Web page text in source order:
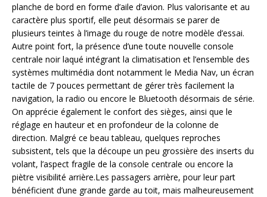
planche de bord en forme d’aile d’avion. Plus valorisante et au
caractère plus sportif, elle peut désormais se parer de
plusieurs teintes à l’image du rouge de notre modèle d’essai.
Autre point fort, la présence d’une toute nouvelle console
centrale noir laqué intégrant la climatisation et l’ensemble des
systèmes multimédia dont notamment le Media Nav, un écran
tactile de 7 pouces permettant de gérer très facilement la
navigation, la radio ou encore le Bluetooth désormais de série.
On apprécie également le confort des sièges, ainsi que le
réglage en hauteur et en profondeur de la colonne de
direction. Malgré ce beau tableau, quelques reproches
subsistent, tels que la découpe un peu grossière des inserts du
volant, l’aspect fragile de la console centrale ou encore la
piètre visibilité arrière.Les passagers arrière, pour leur part
bénéficient d’une grande garde au toit, mais malheureusement